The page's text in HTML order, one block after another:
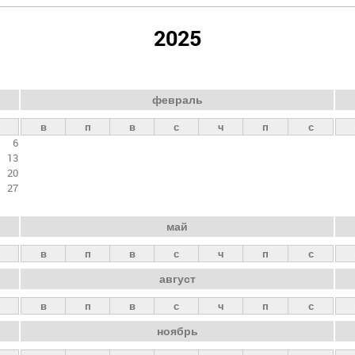
2025
6
13
20
27
февраль
в п в с ч п с
май
в п в с ч п с
август
в п в с ч п с
ноябрь